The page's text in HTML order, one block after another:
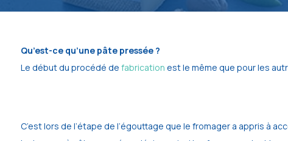
Qu’est-ce qu’une pâte pressée ?
Le début du procédé de fabrication est le même que pour les
C’est lors de l’étape de l’égouttage que le fromager a appris à